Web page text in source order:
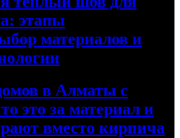
этапы
материалов и
в Алматы с
это за материал и
вместо кирпича